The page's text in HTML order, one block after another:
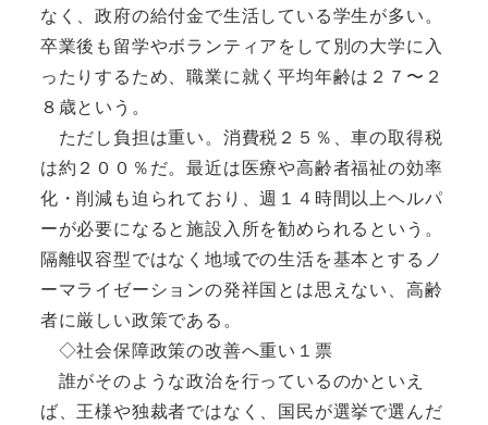
なく、政府の給付金で生活している学生が多い。
卒業後も留学やボランティアをして別の大学に入
ったりするため、職業に就く平均年齢は２７〜２
８歳という。
ただし負担は重い。消費税２５％、車の取得税
は約２００％だ。最近は医療や高齢者福祉の効率
化・削減も迫られており、週１４時間以上ヘルパ
ーが必要になると施設入所を勧められるという。
隔離収容型ではなく地域での生活を基本とするノ
ーマライゼーションの発祥国とは思えない、高齢
者に厳しい政策である。
◇社会保障政策の改善へ重い１票
誰がそのような政治を行っているのかといえ
ば、王様や独裁者ではなく、国民が選挙で選んだ